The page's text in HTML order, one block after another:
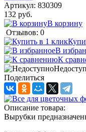
Артикул: 830309
132 руб.
В корзину
Отзывов: 0
В
К
Поделиться
Описание товара:
Вырубки